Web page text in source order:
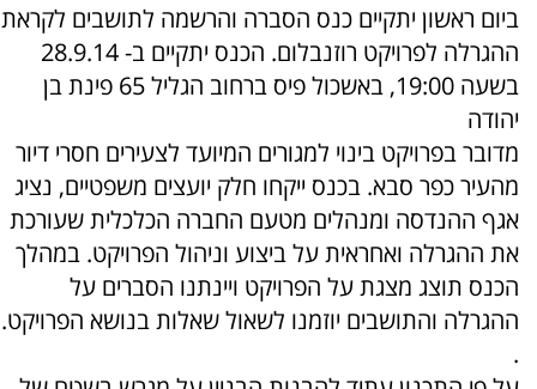
ביום ראשון יתקיים כנס הסברה והרשמה לתושבים לקראת
ההגרלה לפרויקט רוזנבלום. הכנס יתקיים ב- 28.9.14
בשעה 19:00, באשכול פיס ברחוב הגליל 65 פינת בן
יהודה
מדובר בפרויקט בינוי למגורים המיועד לצעירים חסרי דיור
מהעיר כפר סבא. בכנס ייקחו חלק יועצים משפטיים, נציג
אגף ההנדסה ומנהלים מטעם החברה הכלכלית שעורכת
את ההגרלה ואחראית על ביצוע וניהול הפרויקט. במהלך
הכנס תוצג מצגת על הפרויקט ויינתנו הסברים על
ההגרלה והתושבים יוזמנו לשאול שאלות בנושא הפרויקט.
.